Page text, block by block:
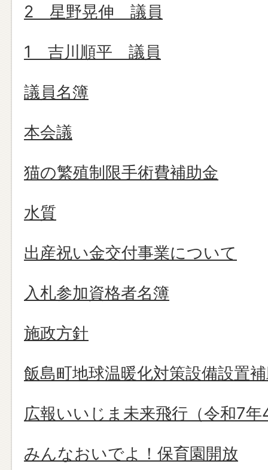
2 星野晃伸 議員
1 吉川順平 議員
議員名簿
本会議
猫の繁殖制限手術費補助金
水質
出産祝い金交付事業について
入札参加資格者名簿
施政方針
飯島町地球温暖化対策設備設置
広報いいじま未来飛行（令和7年
みんなおいでよ！保育園開放